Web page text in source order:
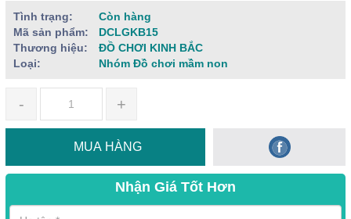
Tình trạng:
Còn hàng
Mã sản phẩm:
DCLGKB15
Thương hiệu:
ĐỒ CHƠI KINH BẮC
Loại:
Nhóm Đồ chơi mầm non
- +
MUA HÀNG
Nhận Giá Tốt Hơn